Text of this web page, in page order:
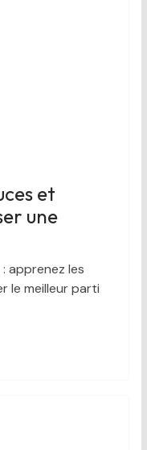
et
une
apprenez les
le meilleur parti